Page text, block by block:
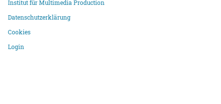
Institut für Multimedia Production
Datenschutzerklärung
Cookies
Login